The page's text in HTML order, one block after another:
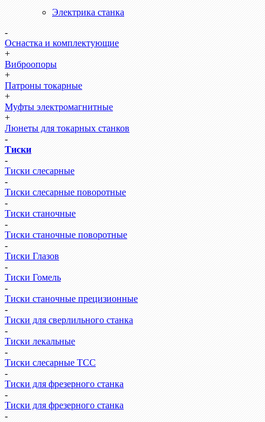
Электрика станка
-
Оснастка и комплектующие
+
Виброопоры
+
Патроны токарные
+
Муфты электромагнитные
+
Люнеты для токарных станков
-
Тиски
-
Тиски слесарные
-
Тиски слесарные поворотные
-
Тиски станочные
-
Тиски станочные поворотные
-
Тиски Глазов
-
Тиски Гомель
-
Тиски станочные прецизионные
-
Тиски для сверлильного станка
-
Тиски лекальные
-
Тиски слесарные ТСС
-
Тиски для фрезерного станка
-
Тиски для фрезерного станка
-